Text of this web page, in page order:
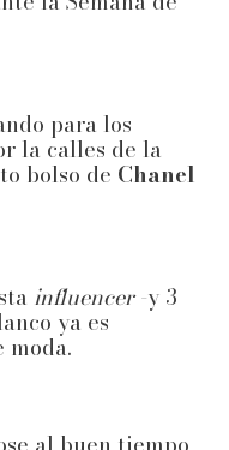
para los
la calles de la
bolso de Chanel
influencer-y 3
ya es